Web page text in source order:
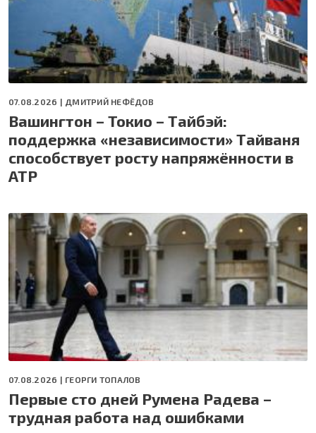
07.08.2026 | ДМИТРИЙ НЕФЁДОВ
Вашингтон – Токио – Тайбэй:
поддержка «независимости» Тайваня
способствует росту напряжённости в
АТР
07.08.2026 | ГЕОРГИ ТОПАЛОВ
Первые сто дней Румена Радева –
трудная работа над ошибками